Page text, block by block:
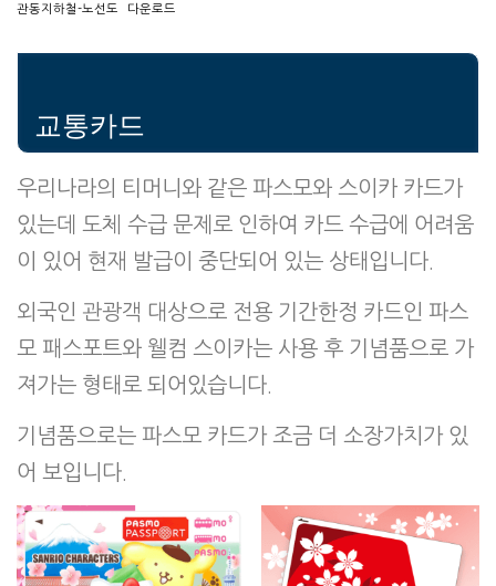
관동지하철-노선도 다운로드
교통카드
우리나라의 티머니와 같은 파스모와 스이카 카드가
있는데 도체 수급 문제로 인하여 카드 수급에 어려움
이 있어 현재 발급이 중단되어 있는 상태입니다.
외국인 관광객 대상으로 전용 기간한정 카드인 파스
모 패스포트와 웰컴 스이카는 사용 후 기념품으로 가
져가는 형태로 되어있습니다.
기념품으로는 파스모 카드가 조금 더 소장가치가 있
어 보입니다.